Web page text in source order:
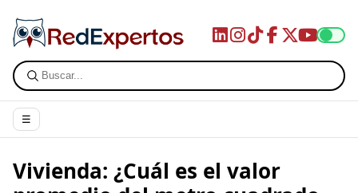
☰
Vivienda: ¿Cuál es el valor